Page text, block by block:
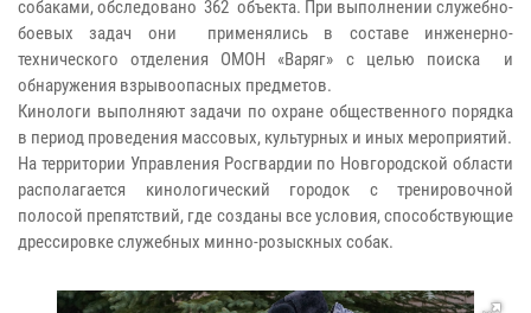
собаками, обследовано 362 объекта. При выполнении служебно-
боевых задач они применялись в составе инженерно-
технического отделения ОМОН «Варяг» с целью поиска и
обнаружения взрывоопасных предметов.
Кинологи выполняют задачи по охране общественного порядка
в период проведения массовых, культурных и иных мероприятий.
На территории Управления Росгвардии по Новгородской области
располагается кинологический городок с тренировочной
полосой препятствий, где созданы все условия, способствующие
дрессировке служебных минно-розыскных собак.